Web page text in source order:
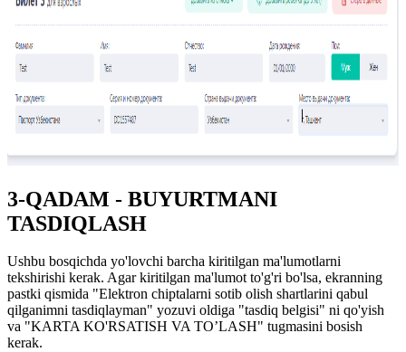
3-QADAM - BUYURTMANI
TASDIQLASH
Ushbu bosqichda yo'lovchi barcha kiritilgan ma'lumotlarni
tekshirishi kerak. Agar kiritilgan ma'lumot to'g'ri bo'lsa, ekranning
pastki qismida "Elektron chiptalarni sotib olish shartlarini qabul
qilganimni tasdiqlayman" yozuvi oldiga "tasdiq belgisi" ni qo'yish
va "KARTA KO'RSATISH VA TO’LASH" tugmasini bosish
kerak.